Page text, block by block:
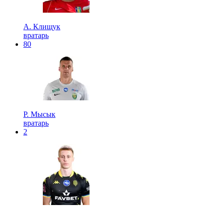
А. Клищук
вратарь
80
Р. Мысык
вратарь
2